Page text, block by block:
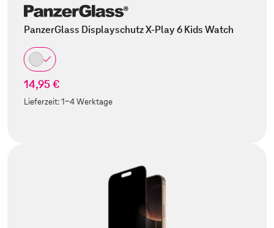
PanzerGlass Displayschutz X-Play 6 Kids Watch
14,95 €
Lieferzeit:1-4 Werktage